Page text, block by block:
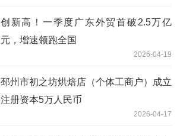
创新高！一季度广东外贸首破2.5万亿
元，增速领跑全国
2026-04-19
邳州市初之坊烘焙店（个体工商户）成立
注册资本5万人民币
2026-04-17